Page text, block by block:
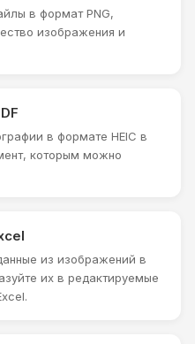
в формат PNG,
изображения и
в формате HEIC в
которым можно
из изображений в
их в редактируемые